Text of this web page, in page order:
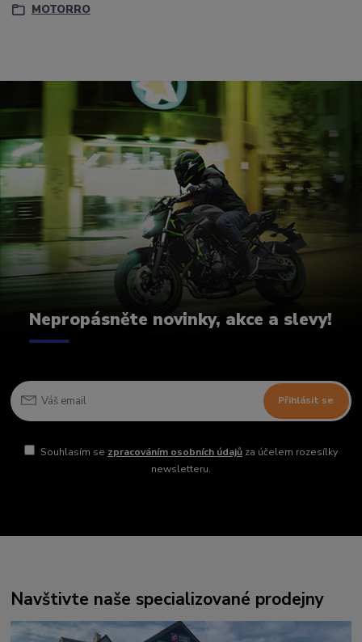
MOTORRO
Nepropásněte novinky, akce a slevy!
Přihlásit se
Souhlasím se zpracováním osobních údajůza účelem rozesílky
newsletteru.
Navštivte naše specializované prodejny